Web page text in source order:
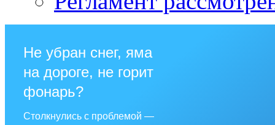
Не убран снег, яма
на дороге, не горит
фонарь?
Столкнулись с проблемой —